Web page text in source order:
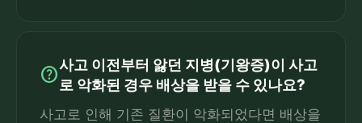
help사고 이전부터 앓던 지병(기왕증)이 사고
로 악화된 경우 배상을 받을 수 있나요?
사고로 인해 기존 질환이 악화되었다면 배상을